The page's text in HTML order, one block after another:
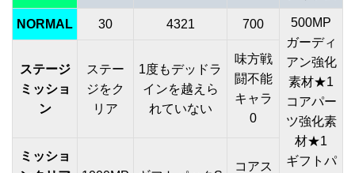
NORMAL 30 4321 700
500MP
ガーディ
アン強化
素材★1
コアパー
ツ強化素
材★1
ギフトパ
ステージ
ミッショ
ン
ステー
ジをク
リア
1度もデッドラ
インを越えら
れていない
味方戦
闘不能
キャラ
0
ミッショ
コアス